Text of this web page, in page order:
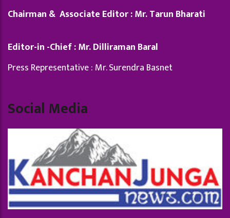
Chairman & Associate Editor : Mr. Tarun Bharati
Editor-in -Chief : Mr. Dilliraman Baral
Press Representative : Mr. Surendra Basnet
Social Media